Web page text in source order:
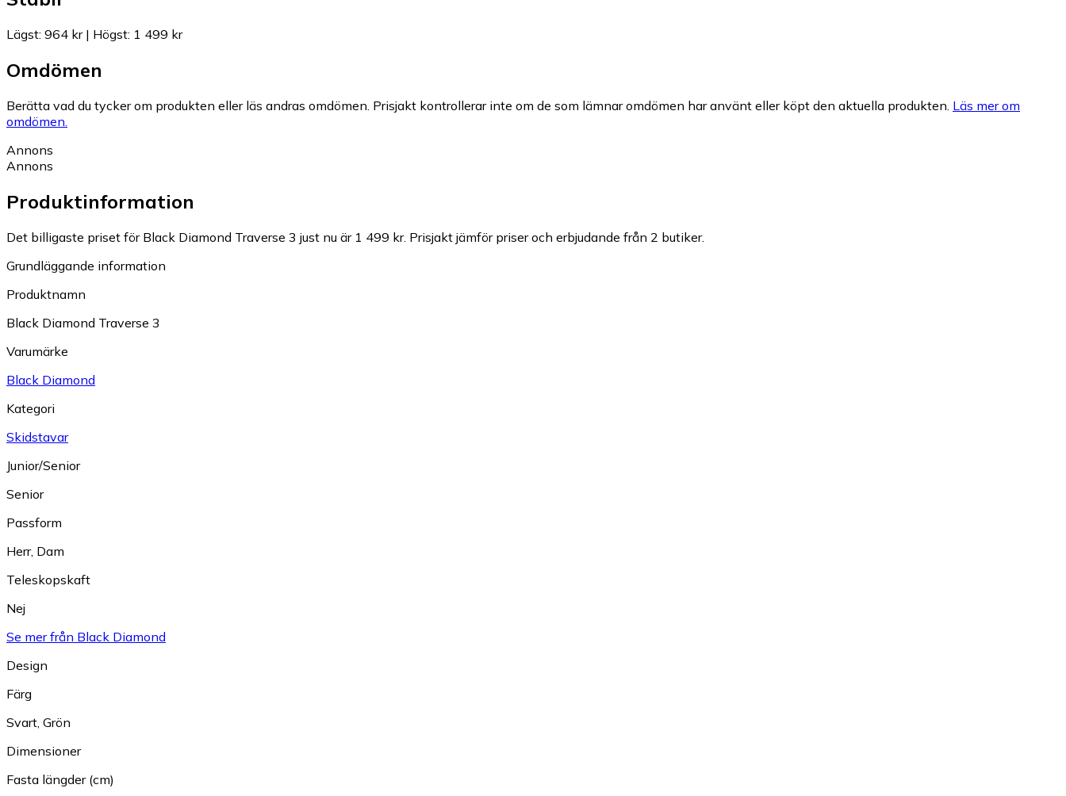
Lägst: 964 kr| Högst: 1 499 kr
Omdömen
Berätta vad du tycker om produkten eller läs andras omdömen. Prisjakt kontrollerar inte om de som lämnar omdömen har använt eller köpt den aktuella produkten. Läs mer om
omdömen.
Annons
Annons
Produktinformation
Det billigaste priset för Black Diamond Traverse 3 just nu är 1 499 kr. Prisjakt jämför priser och erbjudande från 2 butiker.
Grundläggande information
Produktnamn
Black Diamond Traverse 3
Varumärke
Black Diamond
Kategori
Skidstavar
Junior/Senior
Senior
Passform
Herr, Dam
Teleskopskaft
Nej
Se mer från Black Diamond
Design
Färg
Svart Grön
Dimensioner
Fasta längder (cm)